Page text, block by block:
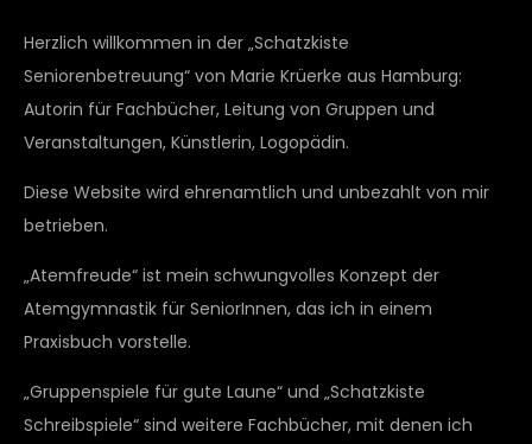
Herzlich willkommen in der „Schatzkiste
Seniorenbetreuung“ von Marie Krüerke aus Hamburg:
Autorin für Fachbücher, Leitung von Gruppen und
Veranstaltungen, Künstlerin, Logopädin.
Diese Website wird ehrenamtlich und unbezahlt von mir
betrieben.
„Atemfreude“ ist mein schwungvolles Konzept der
Atemgymnastik für SeniorInnen, das ich in einem
Praxisbuch vorstelle.
„Gruppenspiele für gute Laune“ und „Schatzkiste
Schreibspiele“ sind weitere Fachbücher, mit denen ich